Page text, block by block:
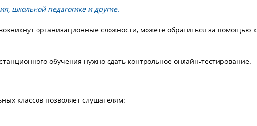
школьной педагогике и другие.
организационные сложности, можете обратиться за помощью к
обучения нужно сдать контрольное онлайн-тестирование.
классов позволяет слушателям: